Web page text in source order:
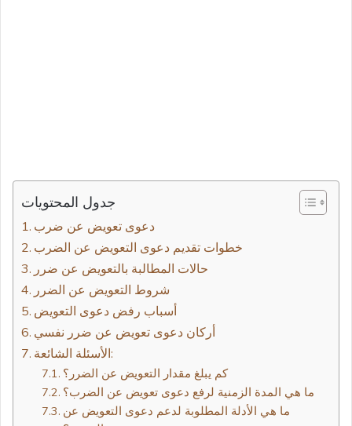
جدول المحتويات
خطوات تقديم دعوى التعويض عن الضرب
حالات المطالبة بالتعويض عن ضرر
شروط التعويض عن الضرر
أسباب رفض دعوى التعويض
أركان دعوى تعويض عن ضرر نفسي
الأسئلة الشائعة:
كم يبلغ مقدار التعويض عن الضرر؟
ما هي المدة الزمنية لرفع دعوى تعويض عن الضرب؟
ما هي الأدلة المطلوبة لدعم دعوى التعويض عن